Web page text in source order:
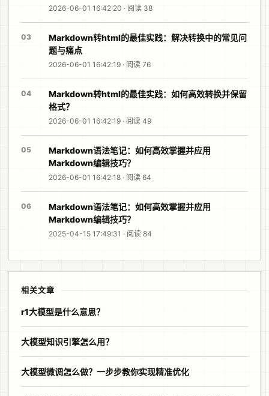
2026-06-01 16:42:20 · 阅读 38
03
Markdown转html的最佳实践：解决转换中的常见问
题与痛点
2026-06-01 16:42:19 · 阅读 76
04
Markdown转html的最佳实践：如何高效转换并保留
格式？
2026-06-01 16:42:19 · 阅读 49
05
Markdown语法笔记：如何高效掌握并应用
Markdown编辑技巧？
2026-06-01 16:42:18 · 阅读 64
06
Markdown语法笔记：如何高效掌握并应用
Markdown编辑技巧？
2025-04-15 17:49:31 · 阅读 84
相关文章
r1大模型是什么意思？
大模型知识引擎怎么用？
大模型微调怎么做？一步步教你实现精准优化